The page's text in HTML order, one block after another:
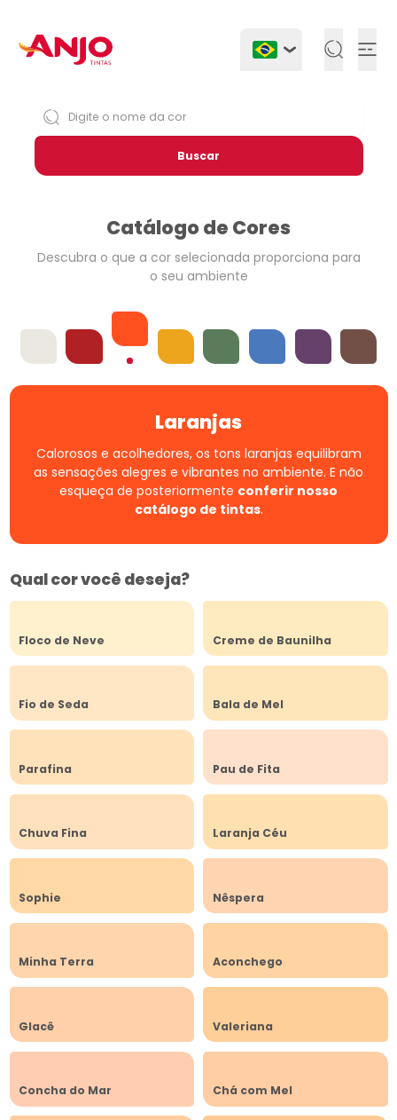
Buscar
Catálogo de Cores
Descubra o que a cor selecionada proporciona para
o seu ambiente
OffwhitesVermelhos
Laranjas
AmarelosVerdesAzuis Violetas
Laranjas
Calorosos e acolhedores, os tons laranjas equilibram
as sensações alegres e vibrantes no ambiente. E não
esqueça de posteriormente conferir nosso
catálogo de tintas.
Qual cor você deseja?
Floco de Neve Creme de Baunilha
Fio de Seda Bala de Mel
Parafina Pau de Fita
Chuva Fina Laranja Céu
Sophie Nêspera
Minha Terra Aconchego
Glacê Valeriana
Concha do Mar Chá com Mel